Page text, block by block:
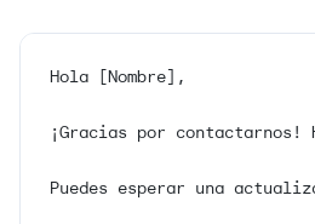
Hola [Nombre],
¡Gracias por
Puedes esperar una